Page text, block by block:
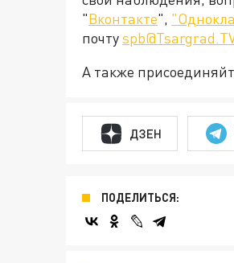
"Вконтакте",
почту
А также
ДЗЕН
ПОДЕЛИТЬСЯ: